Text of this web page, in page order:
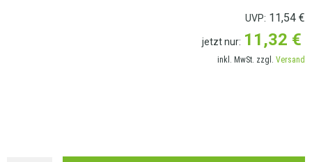
UVP: 11,54 €
jetzt nur: 11,32 €
inkl. MwSt. zzgl. Versand